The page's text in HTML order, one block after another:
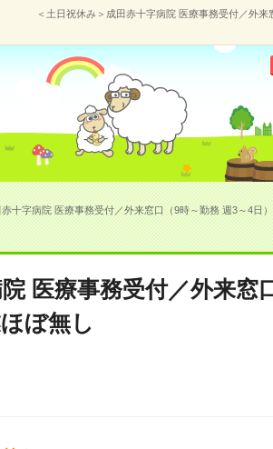
＜土日祝休み＞成田赤十字病院 医療事務受付／外
十字病院 医療事務受付／外来窓口（9時～勤務 週3～4日
医療事務受付／外来窓
ぼ無し